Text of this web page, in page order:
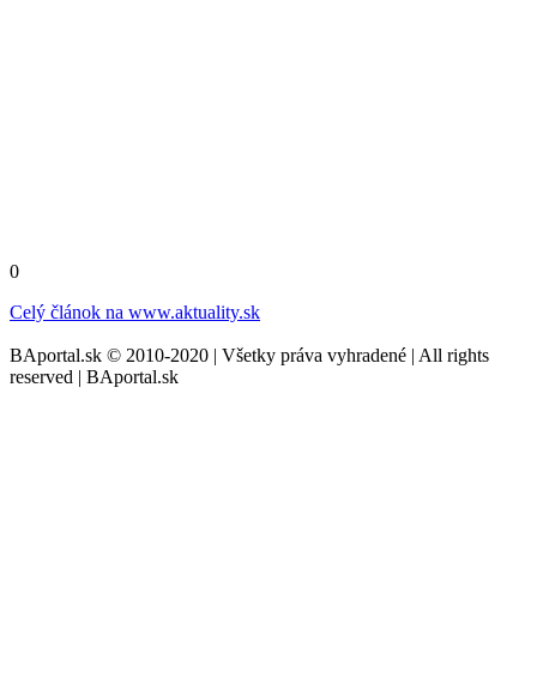
0
Celý článok na www.aktuality.sk
BAportal.sk © 2010-2020 | Všetky práva vyhradené | All rights
reserved | BAportal.sk